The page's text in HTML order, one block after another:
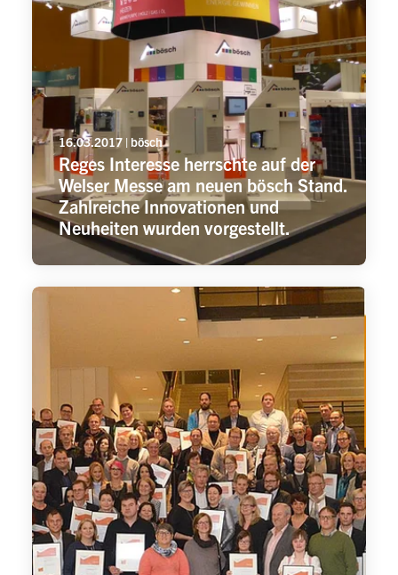
16.03.2017 | bösch
Reges Interesse herrschte auf der
Welser Messe am neuen bösch Stand.
Zahlreiche Innovationen und
Neuheiten wurden vorgestellt.